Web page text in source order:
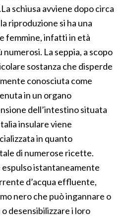
schiusa avviene dopo circa
riproduzione si ha una
femmine, infatti in età
numerosi. La seppia, a scopo
sostanza che disperde
conosciuta come
in un organo
dell’intestino situata
insulare viene
in quanto
di numerose ricette.
espulso istantaneamente
d’acqua effluente,
nero che può ingannare o
desensibilizzare i loro